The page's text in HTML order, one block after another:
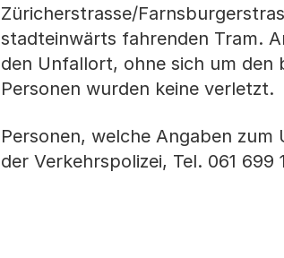
Züricherstrasse/
stadteinwärts fahrenden Tram.
den Unfallort, ohne sich um den
Personen wurden keine verletzt.
Personen, welche Angaben
der Verkehrspolizei, Tel. 061